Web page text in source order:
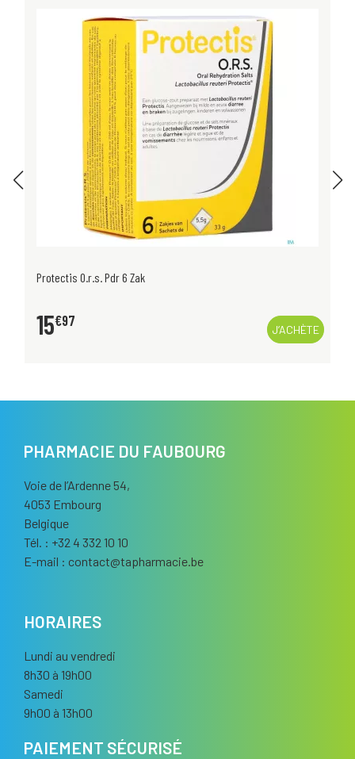
Protectis O.r.s. Pdr 6 Zak
15€97
J’ACHÈTE
PHARMACIE DU FAUBOURG
Voie de l’Ardenne 54,
4053 Embourg
Belgique
Tél. : +32 4 332 10 10
E-mail : contact@tapharmacie.be
HORAIRES
Lundi au vendredi
8h30 à 19h00
Samedi
9h00 à 13h00
PAIEMENT SÉCURISÉ